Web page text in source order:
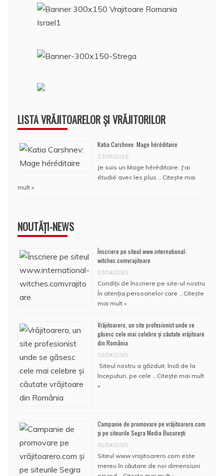
LISTA VRĂJITOARELOR ȘI VRĂJITORILOR
Katia Carshnev: Mage héréditaire
23/05/2016
Je suis un Mage héréditaire. J'ai
étudié avec les plus …Citește mai
mult »
NOUTĂȚI-NEWS
Înscriere pe siteul www.international-
witches.comvrajitoare
03/04/2025
Condiţii de înscriere pe site-ul nostru
În atenţia persoanelor care …Citește
mai mult »
Vrăjitoarero, un site profesionist unde se
găsesc cele mai celebre și căutate vrăjitoare
din România
02/04/2025
Siteul nostru a găzduit, încă de la
începuturi, pe cele …Citește mai mult
»
Campanie de promovare pe vrăjitoarero.com
și pe siteurile Segra Media București
01/04/2025
Siteul www.vrajitoarero.com este
mereu în căutare de noi dimensiuni